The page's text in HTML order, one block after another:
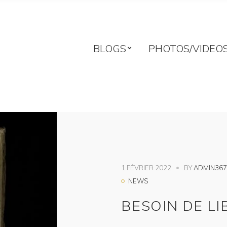
BLOGS PHOTOS/
1 FÉVRIER 2022 BY
NEWS
BESOIN DE